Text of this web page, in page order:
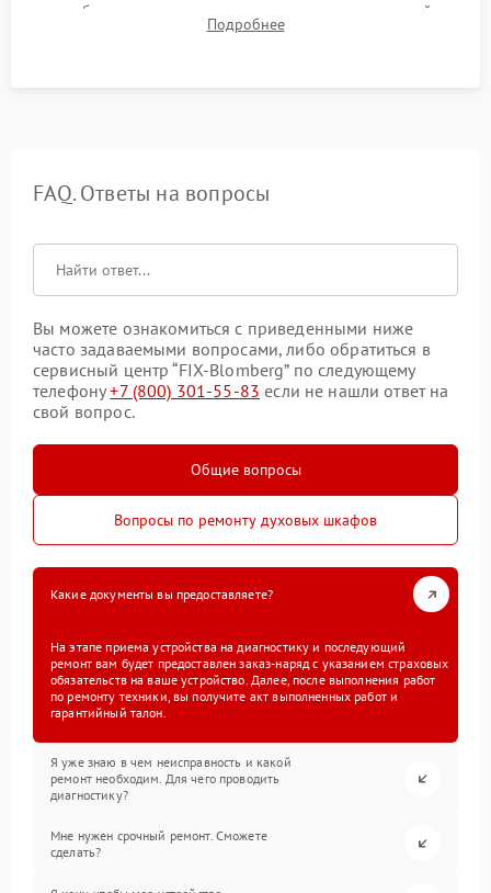
срабатывания термостата при достижении заданной
температуры и тест на отсутствие утечек тока.
Подробнее
FAQ. Ответы на вопросы
Вы можете ознакомиться с приведенными ниже
часто задаваемыми вопросами, либо обратиться в
сервисный центр “FIX-Blomberg” по следующему
телефону+7 (800) 301-55-83 если не нашли ответ на
свой вопрос.
Общие вопросы
Вопросы по ремонту духовых шкафов
Какие документы вы предоставляете?
На этапе приема устройства на диагностику и последующий
ремонт вам будет предоставлен заказ-наряд с указанием страховых
обязательств на ваше устройство. Далее, после выполнения работ
по ремонту техники, вы получите акт выполненных работ и
гарантийный талон.
Я уже знаю в чем неисправность и какой
ремонт необходим. Для чего проводить
диагностику?
Мне нужен срочный ремонт. Сможете
сделать?